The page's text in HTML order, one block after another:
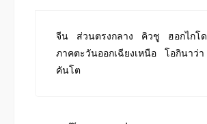
จีน ส่วนตรงกลาง คิวชู ฮอกไกโด
ภาคตะวันออกเฉียงเหนือ
โอกินาว่า
คันโต